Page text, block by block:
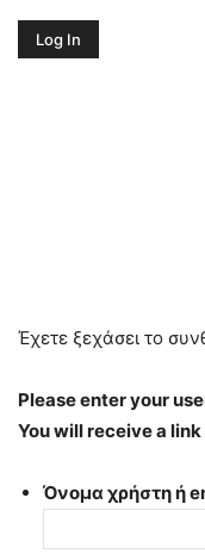
Έχετε ξεχάσει το
Please enter your
You will receive a
Όνομα χρήστη ή